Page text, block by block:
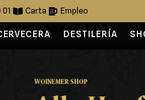
01 Carta Empleo
DESTILERÍA
WOINEMER SHOP